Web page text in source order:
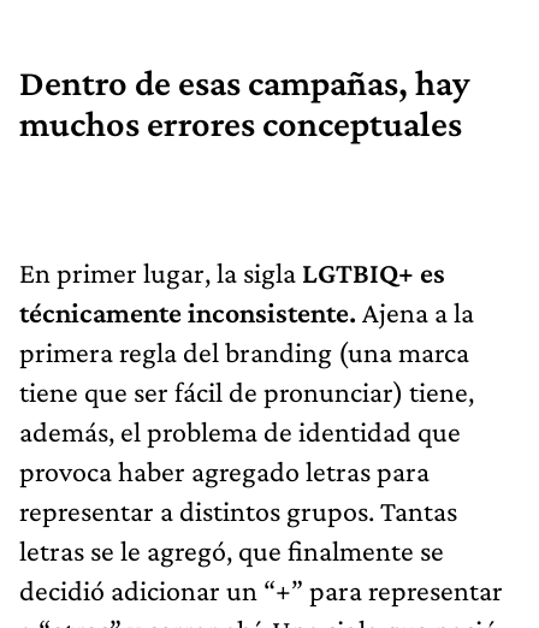
Dentro de esas campañas, hay
muchos errores conceptuales
En primer lugar, la sigla LGTBIQ+ es
técnicamente inconsistente. Ajena a la
primera regla del branding (una marca
tiene que ser fácil de pronunciar) tiene,
además, el problema de identidad que
provoca haber agregado letras para
representar a distintos grupos. Tantas
letras se le agregó, que finalmente se
decidió adicionar un “+” para representar